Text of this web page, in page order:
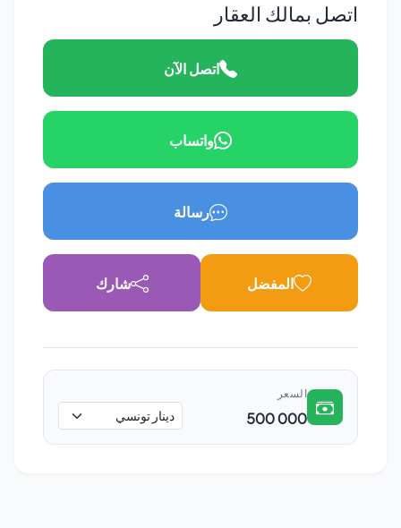
اتصل بمالك العقار
اتصل الآن
واتساب
رسالة
المفضل شارك
السعر
500 000